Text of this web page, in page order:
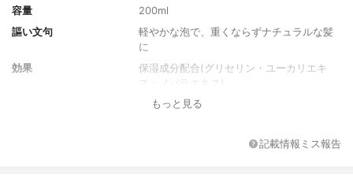
容量
200ml
謳い文句
軽やかな泡で、重くならずナチュラルな髪
に
効果
保湿成分配合(グリセリン・ユーカリエキ
ス・ノバラエキス)
ホワイトフラワーの香り
もっと見る
記載情報ミス報告